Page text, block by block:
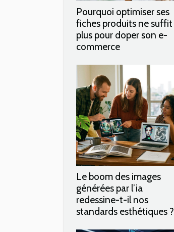
Pourquoi optimiser ses
fiches produits ne suffit
plus pour doper son e-
commerce
Le boom des images
générées par l’ia
redessine-t-il nos
standards esthétiques ?